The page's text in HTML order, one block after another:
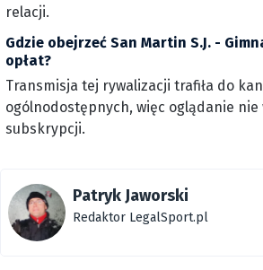
relacji.
Gdzie obejrzeć San Martin S.J. -
opłat?
Transmisja tej rywalizacji trafiła do
ogólnodostępnych, więc oglądanie nie
subskrypcji.
Patryk Jaworski
Redaktor LegalSport.pl